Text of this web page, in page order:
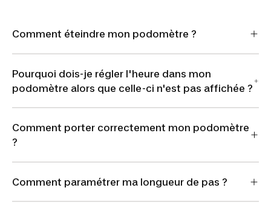
Comment éteindre mon podomètre ?
Pourquoi dois-je régler l'heure dans mon
podomètre alors que celle-ci n'est pas affichée ?
Comment porter correctement mon podomètre
?
Comment paramétrer ma longueur de pas ?